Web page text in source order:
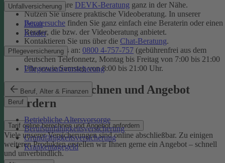
Unfallversicherung
Privat
Kinder
Pflegeversicherung
Pflegezusatzversicherung
Beruf, Alter & Finanzen
Beruf
Betriebliche Altersvorsorge
Berufsunfähigkeitsversicherung
Grundfähigkeitsversicherung
Krankentagegeld
Finden Sie Ihre DEVK-Beratung ganz in der Nähe.
Nutzen Sie unsere praktische Videoberatung. In unserer
Beratersuche finden Sie ganz einfach eine Beraterin oder einen
Berater, die bzw. der Videoberatung anbietet.
Kontaktieren Sie uns über die Chat-Beratung.
Rufen Sie uns an: 0800 4-757-757 (gebührenfrei aus dem
deutschen Telefonnetz, Montag bis Freitag von 7:00 bis 21:00
Uhr sowie Samstag von 8:00 bis 21:00 Uhr.
Tarif online berechnen und Angebot
anfordern
Tarif online berechnen und Angebot anfordern
Viele unserer Versicherungen sind online abschließbar. Zu einigen
weiteren Produkten erstellen wir Ihnen gerne ein Angebot – schnell
und unverbindlich.